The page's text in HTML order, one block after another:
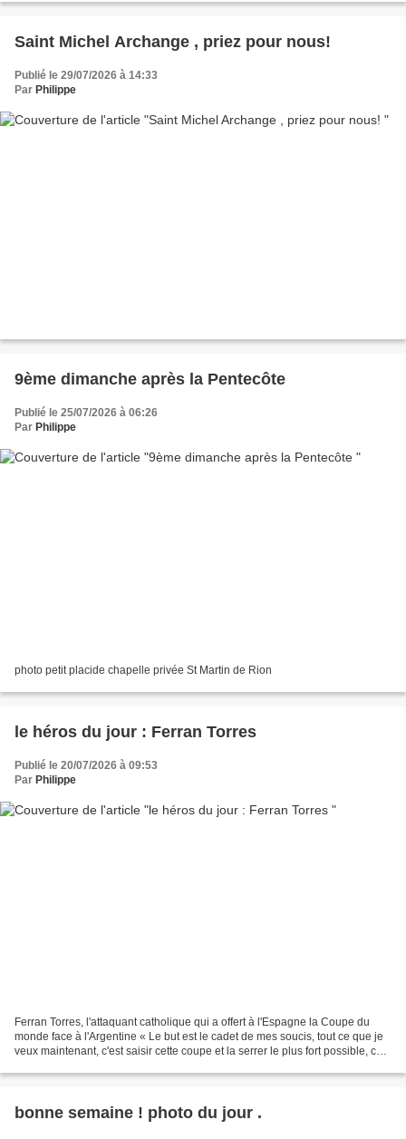
Saint Michel Archange , priez pour nous!
Publié le 29/07/2026 à 14:33
Par Philippe
9ème dimanche après la Pentecôte
Publié le 25/07/2026 à 06:26
Par Philippe
photo petit placide chapelle privée St Martin de Rion
le héros du jour : Ferran Torres
Publié le 20/07/2026 à 09:53
Par Philippe
Ferran Torres, l'attaquant catholique qui a offert à l'Espagne la Coupe du
monde face à l'Argentine « Le but est le cadet de mes soucis, tout ce que je
veux maintenant, c'est saisir cette coupe et la serrer le plus fort possible, car
bonne semaine ! photo du jour .